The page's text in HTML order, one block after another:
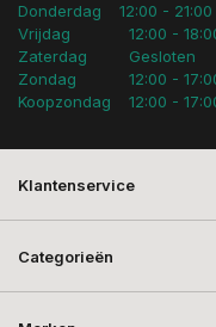
Donderdag
12:00 -
Vrijdag
Zaterdag
Zondag
Koopzondag
12:00 -
Gesloten
12:00 -
12:00 -
Klantenservice
Categorieën